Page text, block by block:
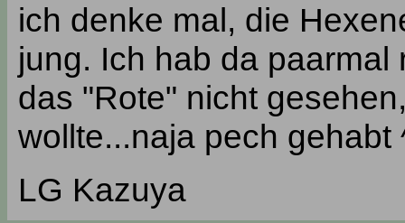
ich denke mal, die
jung. Ich hab da
das "Rote" nicht
wollte...naja pech gehabt
LG Kazuya